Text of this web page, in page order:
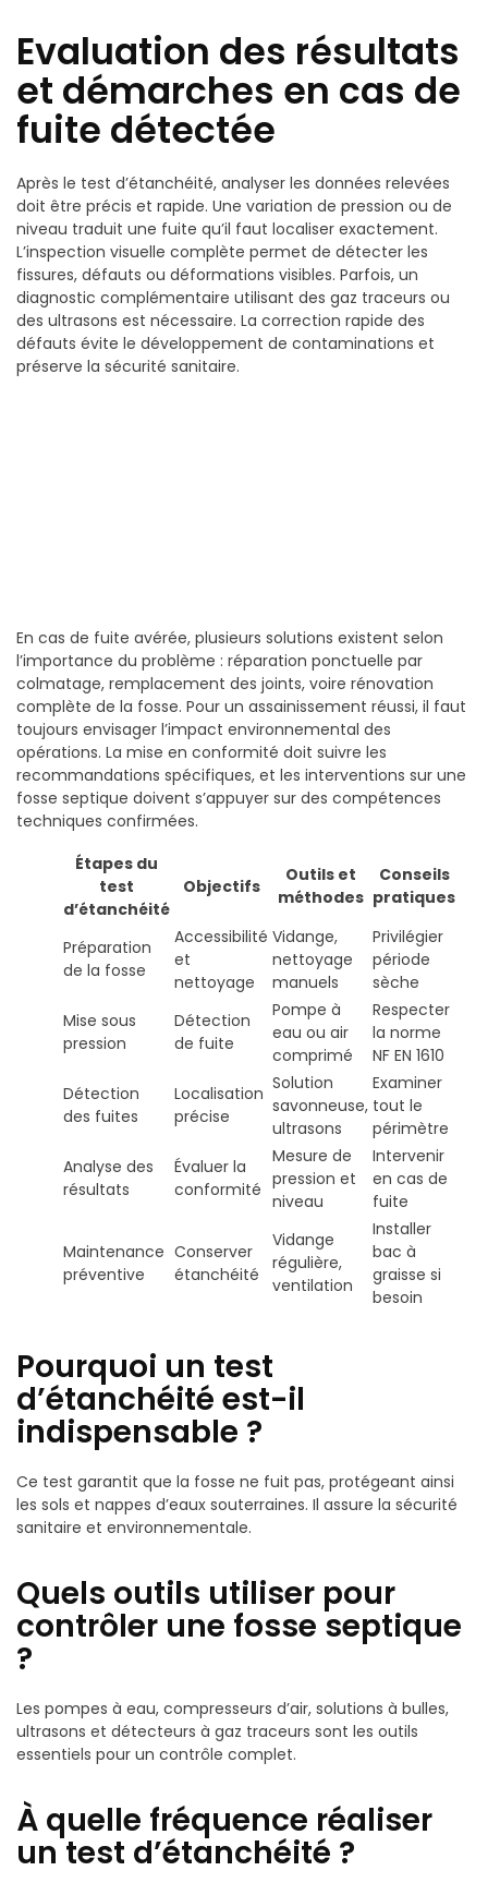
Evaluation des résultats
et démarches en cas de
fuite détectée
Après le test d’étanchéité, analyser les données relevées
doit être précis et rapide. Une variation de pression ou de
niveau traduit une fuite qu’il faut localiser exactement.
L’inspection visuelle complète permet de détecter les
fissures, défauts ou déformations visibles. Parfois, un
diagnostic complémentaire utilisant des gaz traceurs ou
des ultrasons est nécessaire. La correction rapide des
défauts évite le développement de contaminations et
préserve la sécurité sanitaire.
En cas de fuite avérée, plusieurs solutions existent selon
l’importance du problème : réparation ponctuelle par
colmatage, remplacement des joints, voire rénovation
complète de la fosse. Pour un assainissement réussi, il faut
toujours envisager l’impact environnemental des
opérations. La mise en conformité doit suivre les
recommandations spécifiques, et les interventions sur une
fosse septique doivent s’appuyer sur des compétences
techniques confirmées.
Étapes du
test
d’étanchéité
Objectifs
Outils et
méthodes
Conseils
pratiques
Préparation
de la fosse
Accessibilité
et
nettoyage
Vidange,
nettoyage
manuels
Privilégier
période
sèche
Mise sous
pression
Détection
de fuite
Pompe à
eau ou air
comprimé
Respecter
la norme
NF EN 1610
Détection
des fuites
Localisation
précise
Solution
savonneuse,
ultrasons
Examiner
tout le
périmètre
Analyse des
résultats
Évaluer la
conformité
Mesure de
pression et
niveau
Intervenir
en cas de
fuite
Maintenance
préventive
Conserver
étanchéité
Vidange
régulière,
ventilation
Installer
bac à
graisse si
besoin
Pourquoi un test
d’étanchéité est-il
indispensable ?
Ce test garantit que la fosse ne fuit pas, protégeant ainsi
les sols et nappes d’eaux souterraines. Il assure la sécurité
sanitaire et environnementale.
Quels outils utiliser pour
contrôler une fosse septique
?
Les pompes à eau, compresseurs d’air, solutions à bulles,
ultrasons et détecteurs à gaz traceurs sont les outils
essentiels pour un contrôle complet.
À quelle fréquence réaliser
un test d’étanchéité ?